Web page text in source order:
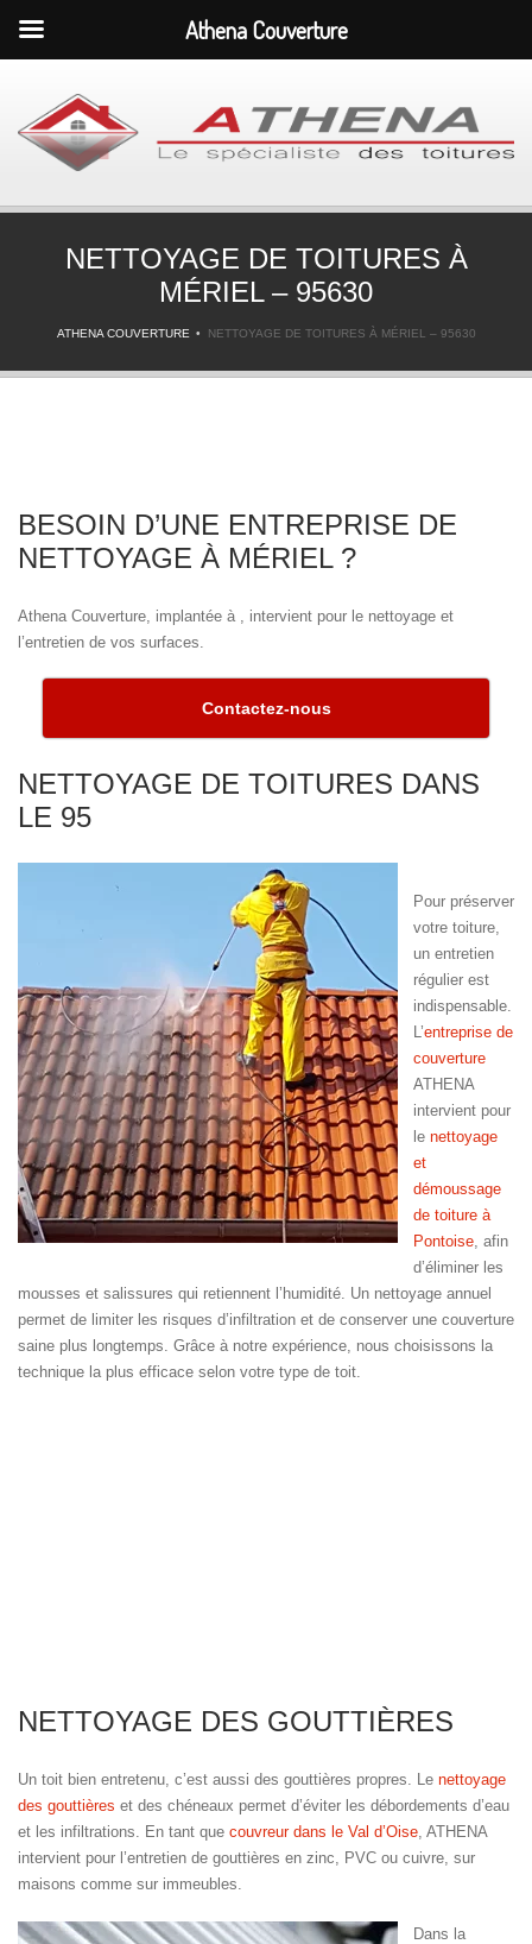
NETTOYAGE DE TOITURES À
MÉRIEL – 95630
ATHENA COUVERTURE NETTOYAGE DE TOITURES À MÉRIEL – 95630
BESOIN D’UNE ENTREPRISE DE
NETTOYAGE À MÉRIEL ?
Athena Couverture, implantée à , intervient pour le nettoyage et
l’entretien de vos surfaces.
Contactez-nous
NETTOYAGE DE TOITURES DANS
LE 95
Pour préserver
votre toiture,
un entretien
régulier est
indispensable.
L’entreprise de
couverture
ATHENA
intervient pour
le nettoyage
et
démoussage
de toiture à
Pontoise , afin
d’éliminer les
mousses et salissures qui retiennent l’humidité. Un nettoyage annuel
permet de limiter les risques d’infiltration et de conserver une couverture
saine plus longtemps. Grâce à notre expérience, nous choisissons la
technique la plus efficace selon votre type de toit.
NETTOYAGE DES GOUTTIÈRES
Un toit bien entretenu, c’est aussi des gouttières propres. Le nettoyage
des gouttières et des chéneaux permet d’éviter les débordements d’eau
et les infiltrations. En tant que couvreur dans le Val d’Oise, ATHENA
intervient pour l’entretien de gouttières en zinc, PVC ou cuivre, sur
maisons comme sur immeubles.
Dans la
Athena Couverture